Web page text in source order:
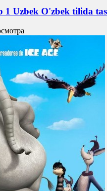
Uzbek O'zbek tilida